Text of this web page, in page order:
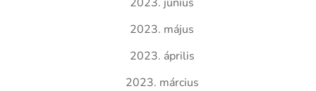
2023. május
2023. április
2023. március